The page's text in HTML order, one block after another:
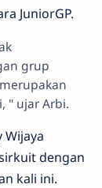
JuniorGP.
grup
" ujar Arbi.
dengan
kali ini.